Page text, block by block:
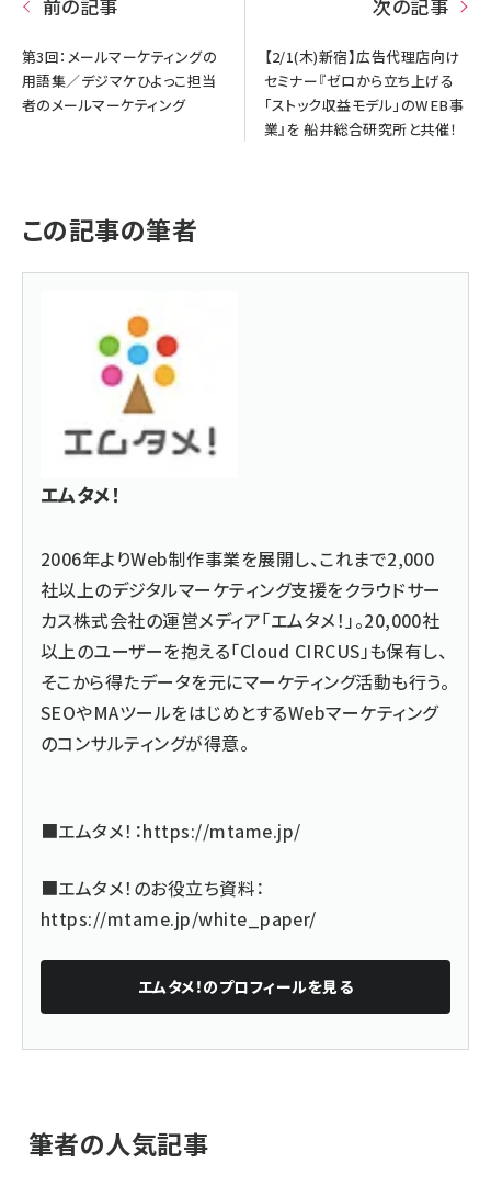
前の記事
第3回：メールマーケティングの
用語集／デジマケひよっこ担当
者のメールマーケティング
次の記事
【2/1(木)新宿】広告代理店向け
セミナー『ゼロから立ち上げる
「ストック収益モデル」のWEB事
業』を 船井総合研究所と共催！
この記事の筆者
エムタメ！
2006年よりWeb制作事業を展開し、これまで2,000
社以上のデジタルマーケティング支援をクラウドサー
カス株式会社の運営メディア「エムタメ！」。20,000社
以上のユーザーを抱える「Cloud CIRCUS」も保有し、
そこから得たデータを元にマーケティング活動も行う。
SEOやMAツールをはじめとするWebマーケティング
のコンサルティングが得意。
■エムタメ！：https://mtame.jp/
■エムタメ！のお役立ち資料：
https://mtame.jp/white_paper/
エムタメ！のプロフィールを見る
筆者の人気記事